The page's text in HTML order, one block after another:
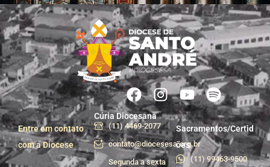
Entre em contato
com a Diocese
Cúria Diocesana
(11) 4469-2077
contato@diocesesa.org.br
Segunda a sexta
Sacramentos/Certid
ões
(11) 99463-9500